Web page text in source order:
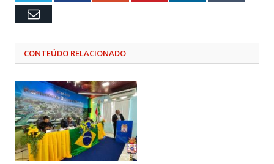
Email
CONTEÚDO RELACIONADO